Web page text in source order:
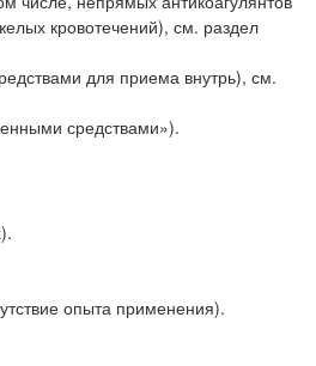
кровотечений), см. раздел
для приема внутрь), см.
средствами»).
опыта применения).